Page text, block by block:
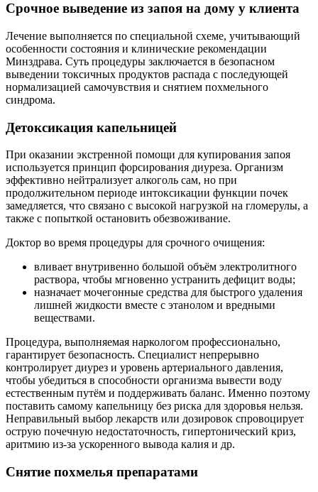
Срочное выведение из запоя на дому у клиента
Лечение выполняется по специальной схеме, учитывающий
особенности состояния и клинические рекомендации
Минздрава. Суть процедуры заключается в безопасном
выведении токсичных продуктов распада с последующей
нормализацией самочувствия и снятием похмельного
синдрома.
Детоксикация капельницей
При оказании экстренной помощи для купирования запоя
используется принцип форсирования диуреза. Организм
эффективно нейтрализует алкоголь сам, но при
продолжительном периоде интоксикации функции почек
замедляется, что связано с высокой нагрузкой на гломерулы, а
также с попыткой остановить обезвоживание.
Доктор во время процедуры для срочного очищения:
вливает внутривенно большой объём электролитного
раствора, чтобы мгновенно устранить дефицит воды;
назначает мочегонные средства для быстрого удаления
лишней жидкости вместе с этанолом и вредными
веществами.
Процедура, выполняемая наркологом профессионально,
гарантирует безопасность. Специалист непрерывно
контролирует диурез и уровень артериального давления,
чтобы убедиться в способности организма вывести воду
естественным путём и поддерживать баланс. Именно поэтому
поставить самому капельницу без риска для здоровья нельзя.
Неправильный выбор лекарств или дозировок спровоцирует
острую почечную недостаточность, гипертонический криз,
аритмию из-за ускоренного вывода калия и др.
Снятие похмелья препаратами